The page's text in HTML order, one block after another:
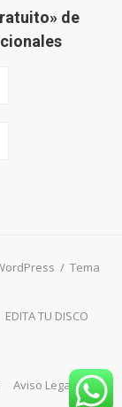
de
/ Tema
EDITA TU DISCO
Aviso Legal